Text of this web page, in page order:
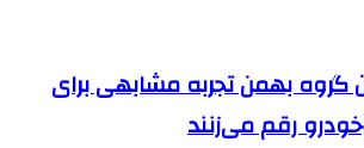
گروه بهمن تجربه مشابهی برای
رقم می‌زنند